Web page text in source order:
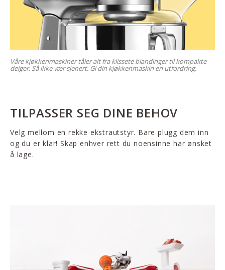
Våre kjøkkenmaskiner tåler alt fra klissete blandinger til kompakte
deiger. Så ikke vær sjenert. Gi din kjøkkenmaskin en utfordring.
TILPASSER SEG DINE BEHOV
Velg mellom en rekke ekstrautstyr. Bare plugg dem inn
og du er klar! Skap enhver rett du noensinne har ønsket
å lage.